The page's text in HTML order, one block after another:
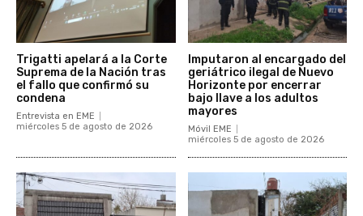
Trigatti apelará a la Corte
Suprema de la Nación tras
el fallo que confirmó su
condena
Entrevista en EME
miércoles 5 de agosto de 2026
Imputaron al encargado del
geriátrico ilegal de Nuevo
Horizonte por encerrar
bajo llave a los adultos
mayores
Móvil EME
miércoles 5 de agosto de 2026